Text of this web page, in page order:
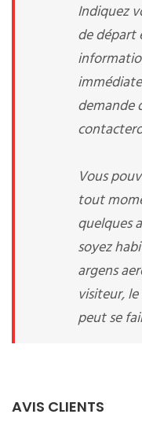
Indiquez
de départ
demande
Vous
tout
quelques
soyez
argens
visiteur, le
peut se
AVIS CLIENTS